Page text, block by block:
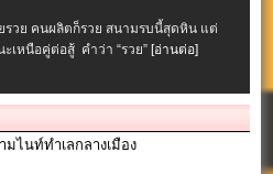
รวย คนผลิตก็รวย สนามรบนี้สุดหิน แต่
เหนือคู่ต่อสู้ คำว่า “รวย” [อ่านต่อ]
มไนท์ทำเลกลางเมือง